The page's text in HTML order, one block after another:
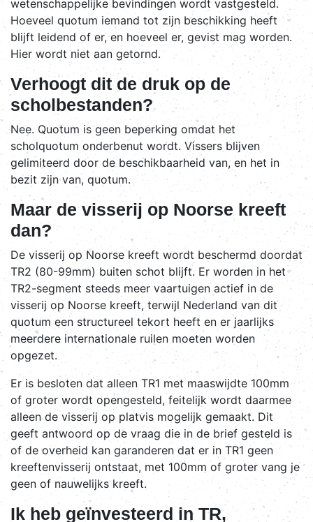
wetenschappelijke bevindingen wordt vastgesteld.
Hoeveel quotum iemand tot zijn beschikking heeft
blijft leidend of er, en hoeveel er, gevist mag worden.
Hier wordt niet aan getornd.
Verhoogt dit de druk op de
scholbestanden?
Nee. Quotum is geen beperking omdat het
scholquotum onderbenut wordt. Vissers blijven
gelimiteerd door de beschikbaarheid van, en het in
bezit zijn van, quotum.
Maar de visserij op Noorse kreeft
dan?
De visserij op Noorse kreeft wordt beschermd doordat
TR2 (80-99mm) buiten schot blijft. Er worden in het
TR2-segment steeds meer vaartuigen actief in de
visserij op Noorse kreeft, terwijl Nederland van dit
quotum een structureel tekort heeft en er jaarlijks
meerdere internationale ruilen moeten worden
opgezet.
Er is besloten dat alleen TR1 met maaswijdte 100mm
of groter wordt opengesteld, feitelijk wordt daarmee
alleen de visserij op platvis mogelijk gemaakt. Dit
geeft antwoord op de vraag die in de brief gesteld is
of de overheid kan garanderen dat er in TR1 geen
kreeftenvisserij ontstaat, met 100mm of groter vang je
geen of nauwelijks kreeft.
Ik heb geïnvesteerd in TR,